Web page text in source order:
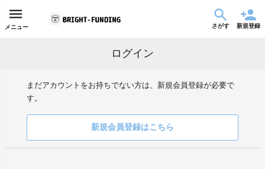
メニュー さがす 新規登録
ログイン
まだアカウントをお持ちでない方は、新規会員登録が必要で
す。
新規会員登録はこちら